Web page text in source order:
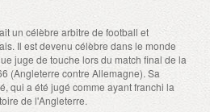
un célèbre arbitre de football et
Il est devenu célèbre dans le monde
juge de touche lors du match final de la
(Angleterre contre Allemagne). Sa
qui a été jugé comme ayant franchi la
de l'Angleterre.